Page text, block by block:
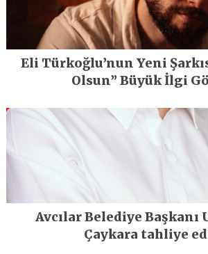
Eli Türkoğlu’nun Yeni
Olsun” Büyük İlgi
Avcılar Belediye Başkanı
Çaykara tahliye